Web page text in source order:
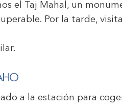
el Taj Mahal, un
Por la tarde,
a la estación para